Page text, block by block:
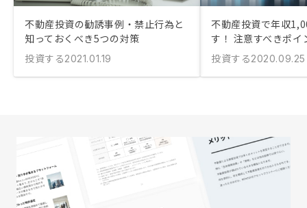
不動産投資の勧誘事例・禁止行為と
知っておくべき5つの対策
投資する2021.01.19
不動産投資で年収
す！ 注意すべきポイ
投資する2020.09.25